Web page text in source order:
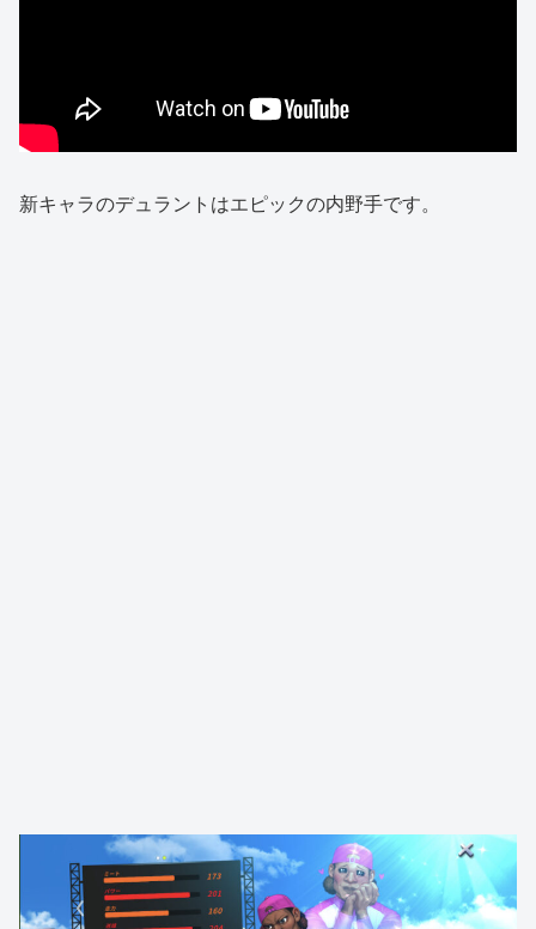
新キャラのデュラントはエピックの内野手です。